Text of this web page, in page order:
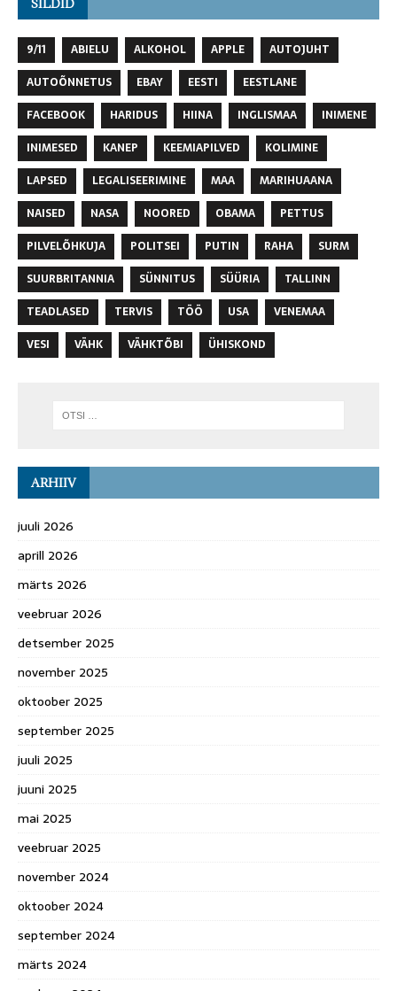
SILDID
9/11 ABIELU ALKOHOL APPLE
AUTOJUHT
AUTOÕNNETUS
EBAY EESTI
EESTLANE
FACEBOOK
HARIDUS HIINA INGLISMAA
INIMENE
INIMESED
KANEP KEEMIAPILVED
KOLIMINE
LAPSED
LEGALISEERIMINE MAA
MARIHUAANA
NAISED
NASA NOORED OBAMA
PETTUS
PILVELÕHKUJA
POLITSEI PUTIN RAHA
SURM
SUURBRITANNIA
SÜNNITUS SÜÜRIA
TALLINN
TEADLASED
TERVIS TÖÖ USA
VENEMAA
VESI
VÄHK VÄHKTÕBI ÜHISKOND
ARHIIV
juuli 2026
aprill 2026
märts 2026
veebruar 2026
detsember 2025
november 2025
oktoober 2025
september 2025
juuli 2025
juuni 2025
mai 2025
veebruar 2025
november 2024
oktoober 2024
september 2024
märts 2024